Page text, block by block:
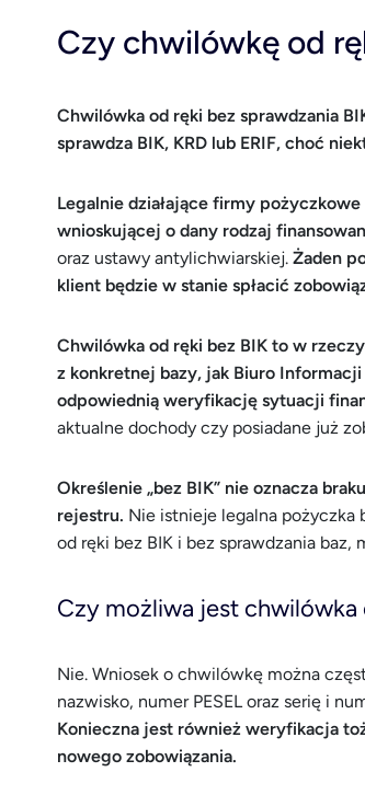
Czy chwilówkę od
Chwilówka od ręki bez sprawdzania
sprawdza BIK, KRD lub ERIF, choć
Legalnie działające firmy
wnioskującej o dany rodzaj
oraz ustawy antylichwiarskiej. Żaden
klient będzie w stanie spłacić
Chwilówka od ręki bez BIK to w
z konkretnej bazy, jak Biuro
odpowiednią weryfikację sytuacji
aktualne dochody czy posiadane już
Określenie „bez BIK” nie oznacza
rejestru. Nie istnieje legalna pożyczka
od ręki bez BIK i bez sprawdzania baz,
Czy możliwa jest chwilówka
Nie. Wniosek o chwilówkę można
nazwisko, numer PESEL oraz serię i
Konieczna jest również weryfikacja
nowego zobowiązania.